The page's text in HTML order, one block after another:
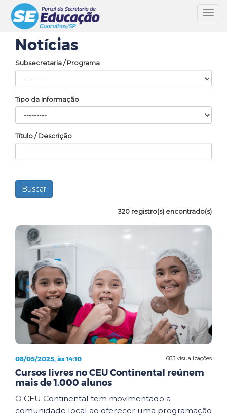
Notícias
Subsecretaria / Programa
Tipo da Informação
Título / Descrição
320 registro(s) encontrado(s)
683 visualizações
08/05/2025, às 14:10
Cursos livres no CEU Continental reúnem
mais de 1.000 alunos
O CEU Continental tem movimentado a
comunidade local ao oferecer uma programação